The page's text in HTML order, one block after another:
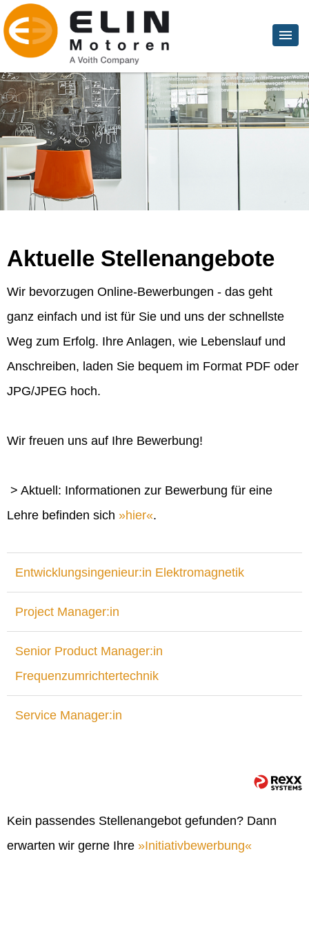
Aktuelle Stellenangebote
Wir bevorzugen Online-Bewerbungen - das geht
ganz einfach und ist für Sie und uns der schnellste
Weg zum Erfolg. Ihre Anlagen, wie Lebenslauf und
Anschreiben, laden Sie bequem im Format PDF oder
JPG/JPEG hoch.
Wir freuen uns auf Ihre Bewerbung!
> Aktuell: Informationen zur Bewerbung für eine
Lehre befinden sich
hier .
Entwicklungsingenieur:in Elektromagnetik
Project Manager:in
Senior Product Manager:in
Frequenzumrichtertechnik
Service Manager:in
Kein passendes Stellenangebot gefunden? Dann
erwarten wir gerne Ihre
Initiativbewerbung